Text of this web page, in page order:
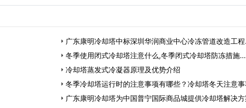
广东康明冷却塔中标深圳华润商业中心冷冻管道改造工
冬季使用闭式冷却塔注意什么,冬季闭式冷却塔防冻措施…
冷却塔蒸发式冷凝器原理及优势介绍
冬季冷却塔运行时的注意事项有哪些？冷却塔冬天注意
广东康明冷却塔为中国普宁国际商品城提供冷却塔解决